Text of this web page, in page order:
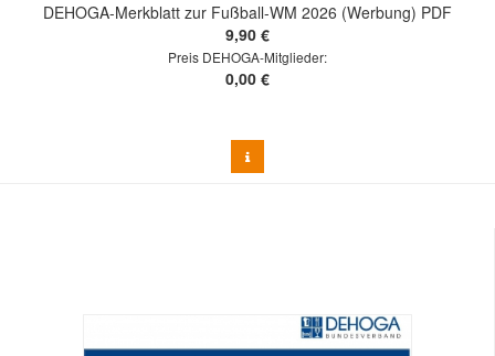
DEHOGA-Merkblatt zur Fußball-WM 2026 (Werbung) PDF
9,90 €
Preis DEHOGA-Mitglieder:
0,00 €